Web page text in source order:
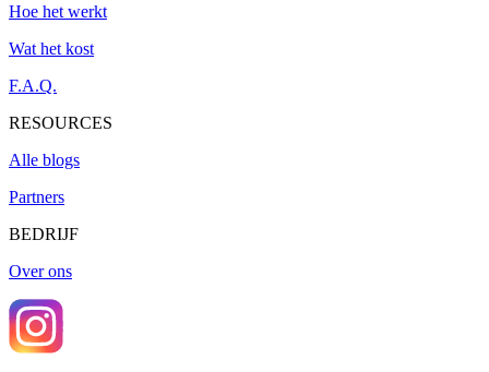
Hoe het werkt
Wat het kost
F.A.Q.
RESOURCES
Alle blogs
Partners
BEDRIJF
Over ons